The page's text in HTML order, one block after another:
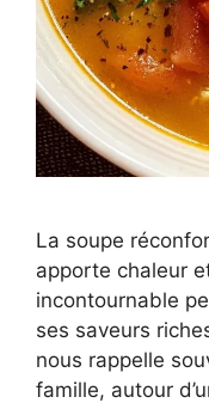
La soupe
apporte chaleur
incontournable
ses saveurs
nous rappelle
famille, autour